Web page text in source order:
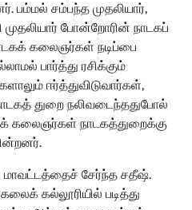
பம்மல் சம்பந்த முதலியார்,
முதலியார் போன்றோரின் நாடகப்
கலைஞர்கள் நடிப்பை
பார்த்து ரசிக்கும்
ஈர்த்துவிடுவார்கள்,
துறை நலிவடைந்ததுபோல்
கலைஞர்கள் நாடகத்துறைக்கு
மாவட்டத்தைச் சேர்ந்த சதீஷ்.
கல்லூரியில் படித்து